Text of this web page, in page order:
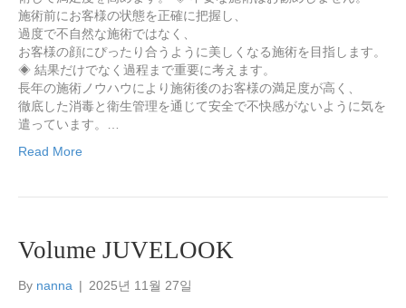
施術前にお客様の状態を正確に把握し、
過度で不自然な施術ではなく、
お客様の顔にぴったり合うように美しくなる施術を目指します。
◈ 結果だけでなく過程まで重要に考えます。
長年の施術ノウハウにより施術後のお客様の満足度が高く、
徹底した消毒と衛生管理を通じて安全で不快感がないように気を
遣っています。…
Read More
Volume JUVELOOK
By nanna | 2025년 11월 27일